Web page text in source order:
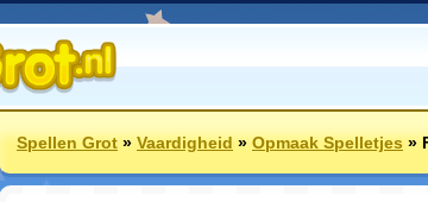
Spellen Grot»Vaardigheid»Opmaak Spelletjes»